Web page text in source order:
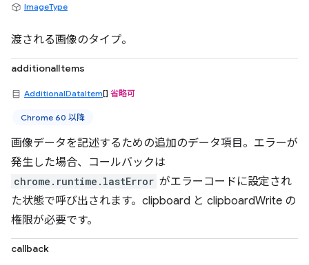
ImageType
渡される画像のタイプ。
additionalItems
AdditionalDataItem[] 省略可
Chrome 60 以降
画像データを記述するための追加のデータ項目。エラーが
発生した場合、コールバックは
chrome.runtime.lastError がエラーコードに設定され
た状態で呼び出されます。clipboard と clipboardWrite の
権限が必要です。
callback